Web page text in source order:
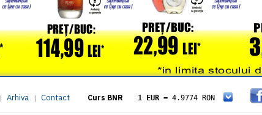
| Arhiva | Contact Curs BNR 1 EUR = 4.9774 RON